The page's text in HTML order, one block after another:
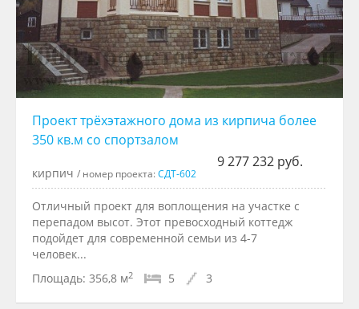
Проект трёхэтажного дома из кирпича более
350 кв.м со спортзалом
9 277 232 руб.
кирпич / номер проекта:СДТ-602
Отличный проект для воплощения на участке с
перепадом высот. Этот превосходный коттедж
подойдет для современной семьи из 4-7
человек...
Площадь: 356,8 м2 5 3